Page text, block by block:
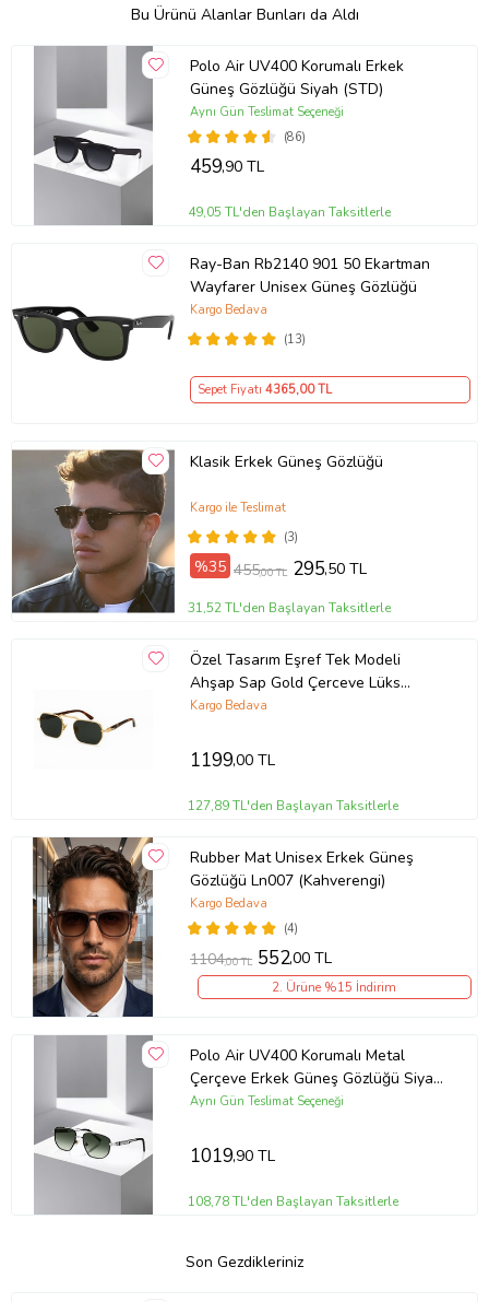
Bu Ürünü Alanlar Bunları da Aldı
Polo Air UV400 Korumalı Erkek
Güneş Gözlüğü Siyah (STD)
(86)
Aynı Gün Teslimat Seçeneği
459,90 TL
49,05 TL'den Başlayan Taksitlerle
Ray-Ban Rb2140 901 50 Ekartman
Wayfarer Unisex Güneş Gözlüğü
(13)
Kargo Bedava
Sepet Fiyatı 4365,00 TL
Klasik Erkek Güneş Gözlüğü
(3)
Kargo ile Teslimat
%35 455,00 TL 295,50 TL
31,52 TL'den Başlayan Taksitlerle
Özel Tasarım Eşref Tek Modeli
Ahşap Sap Gold Çerceve Lüks
Güneş Gözlüğü
Kargo Bedava
1199,00 TL
127,89 TL'den Başlayan Taksitlerle
Rubber Mat Unisex Erkek Güneş
Gözlüğü Ln007 (Kahverengi)
(4)
Kargo Bedava
1104,00 TL 552,00 TL
2. Ürüne %15 İndirim
Polo Air UV400 Korumalı Metal
Çerçeve Erkek Güneş Gözlüğü Siyah
Gümüş Yeşil Renk PLG-2118C4
Aynı Gün Teslimat Seçeneği
1019,90 TL
108,78 TL'den Başlayan Taksitlerle
Son Gezdikleriniz